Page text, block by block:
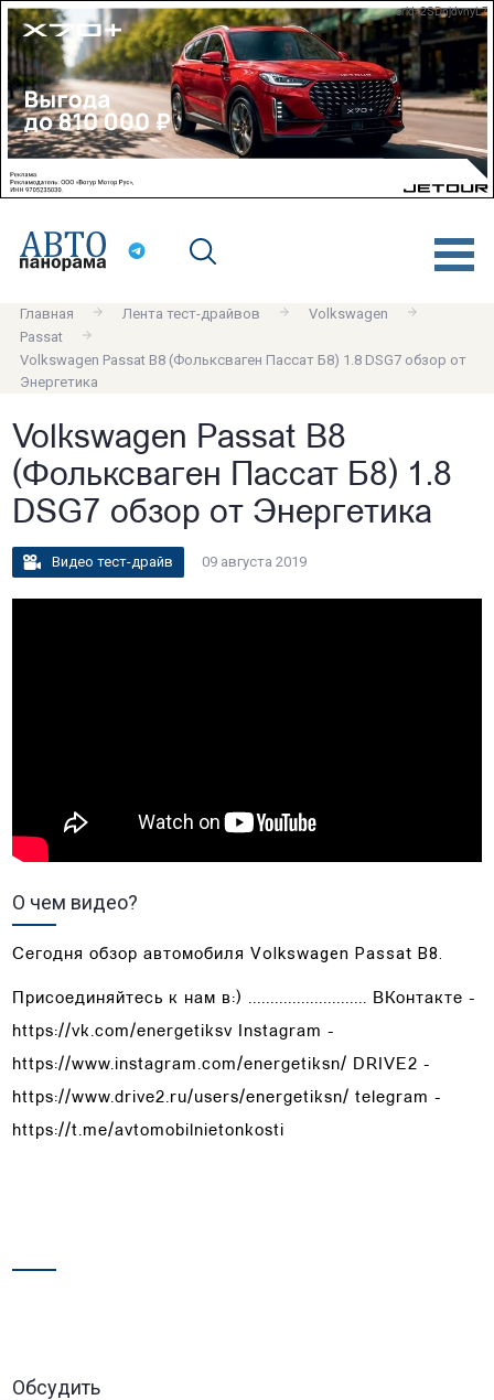
erid: 2SDnjdvnyL7
Главная Лента тест-драйвов
Volkswagen
Passat
Volkswagen Passat B8 (Фольксваген Пассат Б8) 1.8 DSG7 обзор от
Энергетика
Volkswagen Passat B8
(Фольксваген Пассат Б8) 1.8
DSG7 обзор от Энергетика
Видео тест-драйв 09 августа 2019
О чем видео?
Сегодня обзор автомобиля Volkswagen Passat B8.
Присоединяйтесь к нам в:) ........................... ВКонтакте -
https://vk.com/energetiksv Instagram -
https://www.instagram.com/energetiksn/ DRIVE2 -
https://www.drive2.ru/users/energetiksn/ telegram -
https://t.me/avtomobilnietonkosti
Обсудить